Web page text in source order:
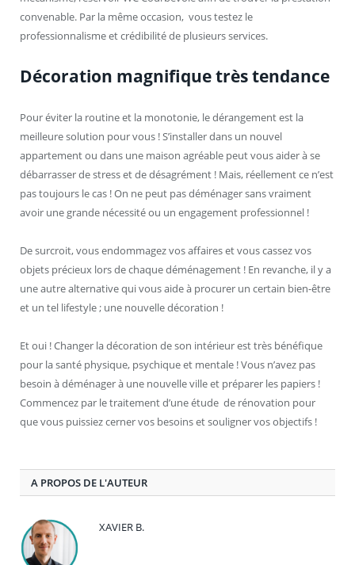
convenable. Par la même occasion, vous testez le
professionnalisme et crédibilité de plusieurs services.
Décoration magnifique très tendance
Pour éviter la routine et la monotonie, le dérangement est la
meilleure solution pour vous ! S’installer dans un nouvel
appartement ou dans une maison agréable peut vous aider à se
débarrasser de stress et de désagrément ! Mais, réellement ce n’est
pas toujours le cas ! On ne peut pas déménager sans vraiment
avoir une grande nécessité ou un engagement professionnel !
De surcroit, vous endommagez vos affaires et vous cassez vos
objets précieux lors de chaque déménagement ! En revanche, il y a
une autre alternative qui vous aide à procurer un certain bien-être
et un tel lifestyle ; une nouvelle décoration !
Et oui ! Changer la décoration de son intérieur est très bénéfique
pour la santé physique, psychique et mentale ! Vous n’avez pas
besoin à déménager à une nouvelle ville et préparer les papiers !
Commencez par le traitement d’une étude de rénovation pour
que vous puissiez cerner vos besoins et souligner vos objectifs !
A PROPOS DE L'AUTEUR
XAVIER B.